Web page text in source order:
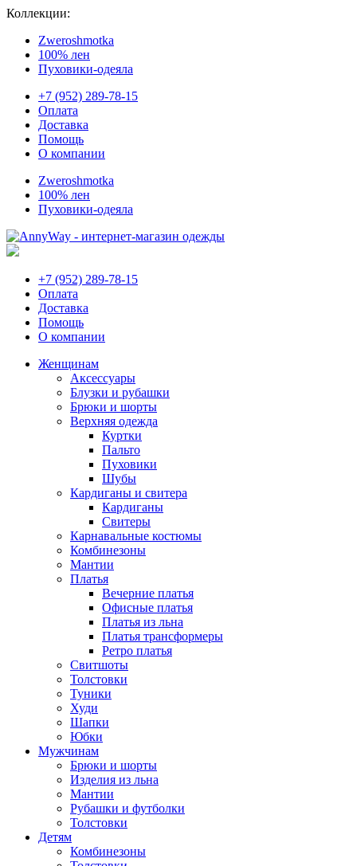
Коллекции:
Zweroshmotka
100% лен
Пуховики-одеяла
+7 (952) 289-78-15
Оплата
Доставка
Помощь
О компании
Zweroshmotka
100% лен
Пуховики-одеяла
+7 (952) 289-78-15
Оплата
Доставка
Помощь
О компании
Женщинам
Аксессуары
Блузки и рубашки
Брюки и шорты
Верхняя одежда
Куртки
Пальто
Пуховики
Шубы
Кардиганы и свитера
Кардиганы
Свитеры
Карнавальные костюмы
Комбинезоны
Мантии
Платья
Вечерние платья
Офисные платья
Платья из льна
Платья трансформеры
Ретро платья
Свитшоты
Толстовки
Туники
Худи
Шапки
Юбки
Мужчинам
Брюки и шорты
Изделия из льна
Мантии
Рубашки и футболки
Толстовки
Детям
Комбинезоны